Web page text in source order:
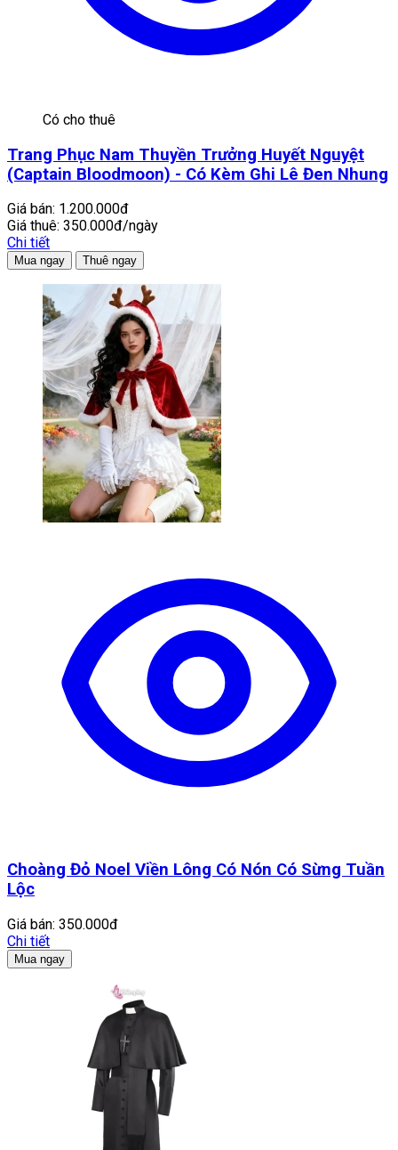
Có cho thuê
Trang Phục Nam Thuyền Trưởng Huyết Nguyệt
(Captain Bloodmoon) - Có Kèm Ghi Lê Đen Nhung
Giá bán: 1.200.000đ
Giá thuê: 350.000đ/ngày
Chi tiết
Mua ngay Thuê ngay
Choàng Đỏ Noel Viền Lông Có Nón Có Sừng Tuần
Lộc
Giá bán: 350.000đ
Chi tiết
Mua ngay